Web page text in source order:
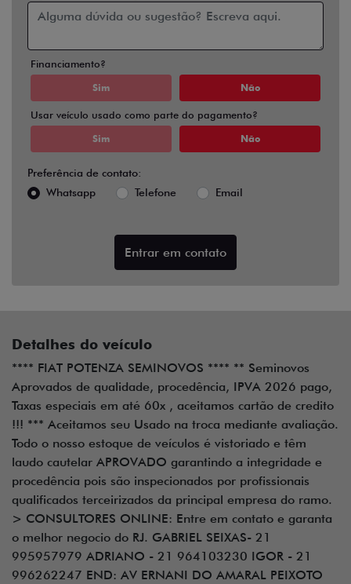
Financiamento?
Sim Não
Usar veículo usado como parte do pagamento?
Sim Não
Preferência de contato:
Whatsapp
Telefone Email
Entrar em contato
Detalhes do veículo
**** FIAT POTENZA SEMINOVOS **** ** Seminovos
Aprovados de qualidade, procedência, IPVA 2026 pago,
Taxas especiais em até 60x , aceitamos cartão de credito
!!! *** Aceitamos seu Usado na troca mediante avaliação.
Todo o nosso estoque de veículos é vistoriado e têm
laudo cautelar APROVADO garantindo a integridade e
procedência pois são inspecionados por profissionais
qualificados terceirizados da principal empresa do ramo.
> CONSULTORES ONLINE: Entre em contato e garanta
o melhor negocio do RJ. GABRIEL SEIXAS- 21
995957979 ADRIANO - 21 964103230 IGOR - 21
996262247 END: AV ERNANI DO AMARAL PEIXOTO